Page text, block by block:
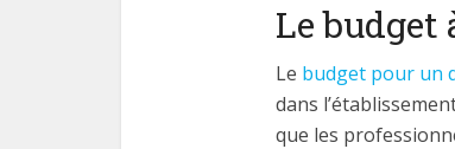
Le budget
Le budget pour un
dans
que les